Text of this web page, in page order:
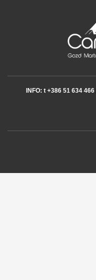
INFO: t +386 51 634 466 |